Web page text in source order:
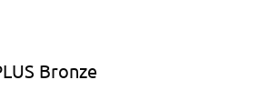
Bronze